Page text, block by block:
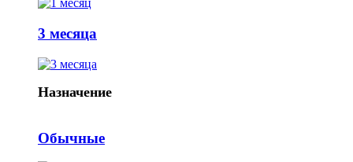
3 месяца
Назначение
Обычные